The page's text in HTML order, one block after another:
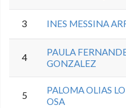
3 INES MESSINA
4
PAULA
GONZALEZ
5
PALOMA OLIAS
OSA